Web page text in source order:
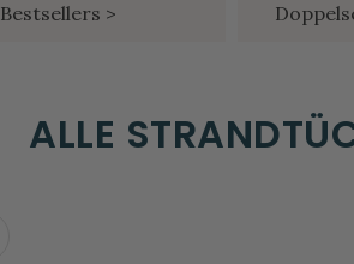
Bestsellers >
ALLE